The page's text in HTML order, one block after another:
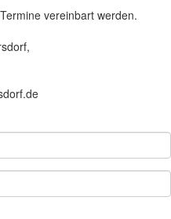
vereinbart werden.